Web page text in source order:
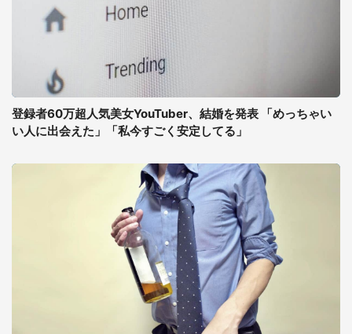
登録者60万超人気美女YouTuber、結婚を発表 「めっちゃい
い人に出会えた」「私今すごく安定してる」